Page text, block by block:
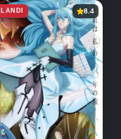
8.4